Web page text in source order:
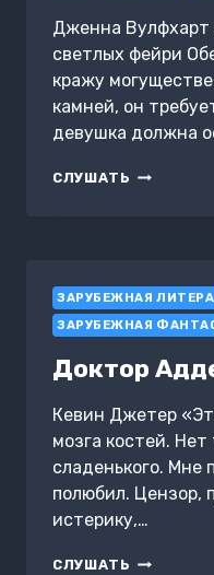
Дженна Вулфхарт
светлых фейри
кражу
камней, он
девушка должна
СЛУШАТЬ ИЗ
ЗАРУБЕЖНАЯ
ЗАРУБЕЖНАЯ
Доктор
Кевин Джетер
мозга костей.
сладенького. Мне
полюбил. Цензор,
истерику,…
СЛУШАТЬ ДОКТОР